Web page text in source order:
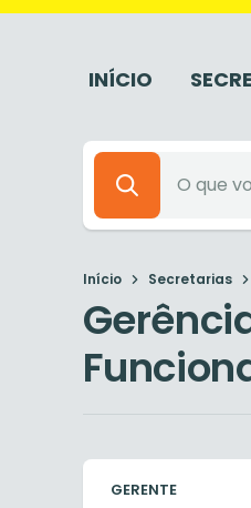
INÍCIO
Início Secretarias
GERENTE